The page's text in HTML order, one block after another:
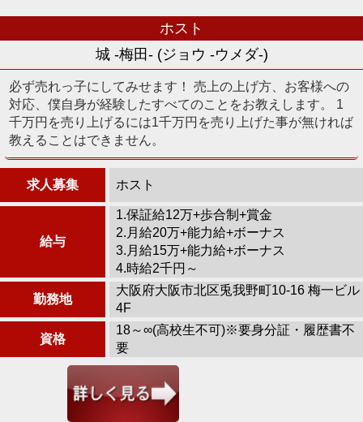
ホスト
城 -梅田- (ジョウ -ウメダ-)
必ず売れっ子にしてみせます！ 売上の上げ方、お客様への
対応、僕自身が経験したすべてのことをお教えします。 1
千万円を売り上げるには1千万円を売り上げた事が無ければ
教えることはできません。
求人募集 ホスト
給与
1.保証給12万+歩合制+賞金
2.月給20万+能力給+ボーナス
3.月給15万+能力給+ボーナス
4.時給2千円～
勤務地
大阪府大阪市北区兎我野町10-16 梅一ビル
4F
資格
18～∞(高校生不可)※要身分証・履歴書不
要